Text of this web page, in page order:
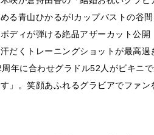
る青山ひかるがIカップバストの谷間
ディが弾ける絶品アザーカット公開
だくトレーニングショットが最高過
年に合わせグラドル52人がビキニ
」。笑顔あふれるグラビアでファン